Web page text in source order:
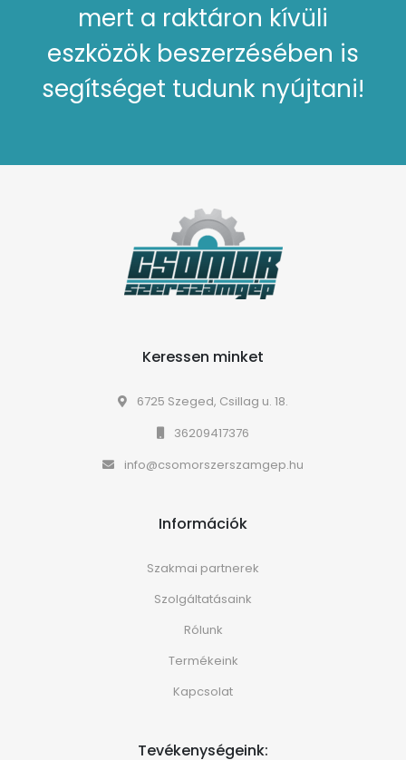
mert a raktáron kívüli
eszközök beszerzésében is
segítséget tudunk nyújtani!
Keressen minket
6725 Szeged, Csillag u. 18.
36209417376
info@csomorszerszamgep.hu
Információk
Szakmai partnerek
Szolgáltatásaink
Rólunk
Termékeink
Kapcsolat
Tevékenységeink: